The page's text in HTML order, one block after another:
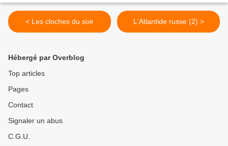
< Les cloches du soir L'Atlantide russe (2) >
Hébergé par Overblog
Top articles
Pages
Contact
Signaler un abus
C.G.U.